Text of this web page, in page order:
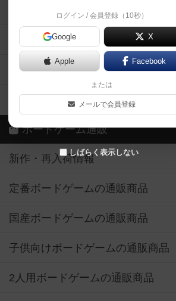
ログイン / 会員登録（10秒）
Google X
Apple Facebook
または
メールで会員登録
しばらく表示しない
掲示板・トピックス
ボドとも・会員一覧
ボードゲーム業界コラム
ボドゲーマご利用案内
ボードゲーム通販
新作・再入荷情報
定番ボードゲームの通販商品
国産ボードゲームの通販商品
子供向けボードゲームの通販商品
2人用ボードゲームの通販商品